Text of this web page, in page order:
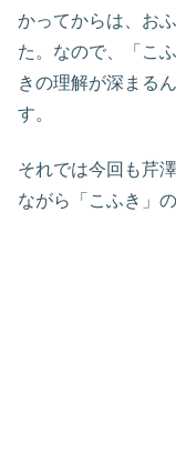
かってからは、お
た。なので、「こ
きの理解が深まる
す。
それでは今回も芹
ながら「こふき」